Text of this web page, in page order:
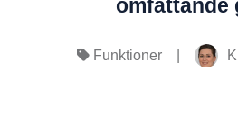
omfattande
Funktioner